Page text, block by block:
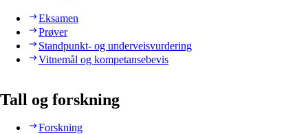
Eksamen
Prøver
Standpunkt- og underveisvurdering
Vitnemål og kompetansebevis
Tall og forskning
Forskning